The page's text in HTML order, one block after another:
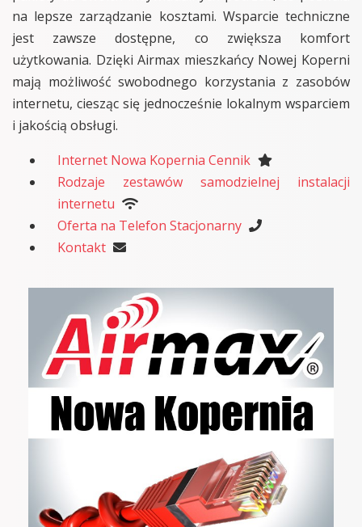
na lepsze zarządzanie kosztami. Wsparcie techniczne
jest zawsze dostępne, co zwiększa komfort
użytkowania. Dzięki Airmax mieszkańcy Nowej Koperni
mają możliwość swobodnego korzystania z zasobów
internetu, ciesząc się jednocześnie lokalnym wsparciem
i jakością obsługi.
Internet Nowa Kopernia Cennik
Rodzaje zestawów samodzielnej instalacji
internetu
Oferta na Telefon Stacjonarny
Kontakt